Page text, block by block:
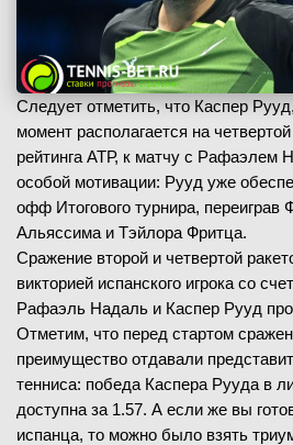
Следует отметить, что Каспер
момент располагается на
рейтинга АТР, к матчу с Рафаэлем
особой мотивации: Рууд уже
офф Итогового турнира, переиграв
Альяссима и Тэйлора Фритца.
Сражение второй и четвертой
викторией испанского игрока со
Рафаэль Надаль и Каспер Рууд
Отметим, что перед стартом
преимущество отдавали
тенниса: победа Каспера Рууда в
доступна за 1.57. А если же вы
испанца, то можно было взять